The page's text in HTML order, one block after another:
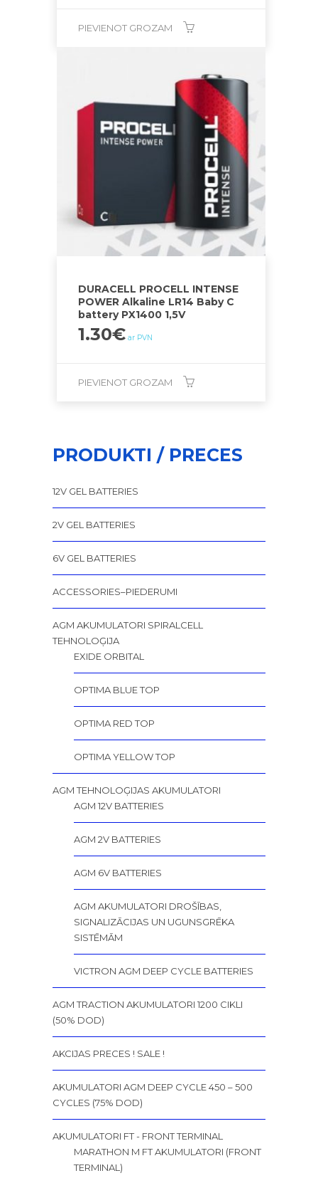
PIEVIENOT GROZAM
DURACELL PROCELL INTENSE
POWER Alkaline LR14 Baby C
battery PX1400 1,5V
1.30€ ar PVN
PIEVIENOT GROZAM
PRODUKTI / PRECES
12V GEL BATTERIES
2V GEL BATTERIES
6V GEL BATTERIES
ACCESSORIES–PIEDERUMI
AGM AKUMULATORI SPIRALCELL
TEHNOLOĢIJA
EXIDE ORBITAL
OPTIMA BLUE TOP
OPTIMA RED TOP
OPTIMA YELLOW TOP
AGM TEHNOLOĢIJAS AKUMULATORI
AGM 12V BATTERIES
AGM 2V BATTERIES
AGM 6V BATTERIES
AGM AKUMULATORI DROŠĪBAS,
SIGNALIZĀCIJAS UN UGUNSGRĒKA
SISTĒMĀM
VICTRON AGM DEEP CYCLE BATTERIES
AGM TRACTION AKUMULATORI 1200 CIKLI
(50% DOD)
AKCIJAS PRECES ! SALE !
AKUMULATORI AGM DEEP CYCLE 450 – 500
CYCLES (75% DOD)
AKUMULATORI FT - FRONT TERMINAL
MARATHON M FT AKUMULATORI (FRONT
TERMINAL)